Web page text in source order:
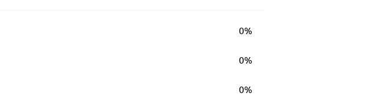
0%
0%
0%